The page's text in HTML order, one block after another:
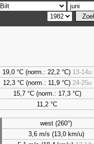
19,0 °C (norm.: 22,2 °C) 13-14u
12,3 °C (norm.: 11,9 °C) 24-25u
15,7 °C (norm.: 17,3 °C)
11,2 °C
west (260°)
3,6 m/s (13,0 km/u)